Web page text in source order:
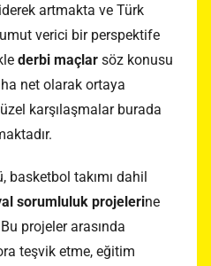
artmakta ve Türk
verici bir perspektife
derbi maçlar söz konusu
net olarak ortaya
karşılaşmalar burada
basketbol takımı dahil
sorumluluk projelerine
projeler arasında
teşvik etme, eğitim